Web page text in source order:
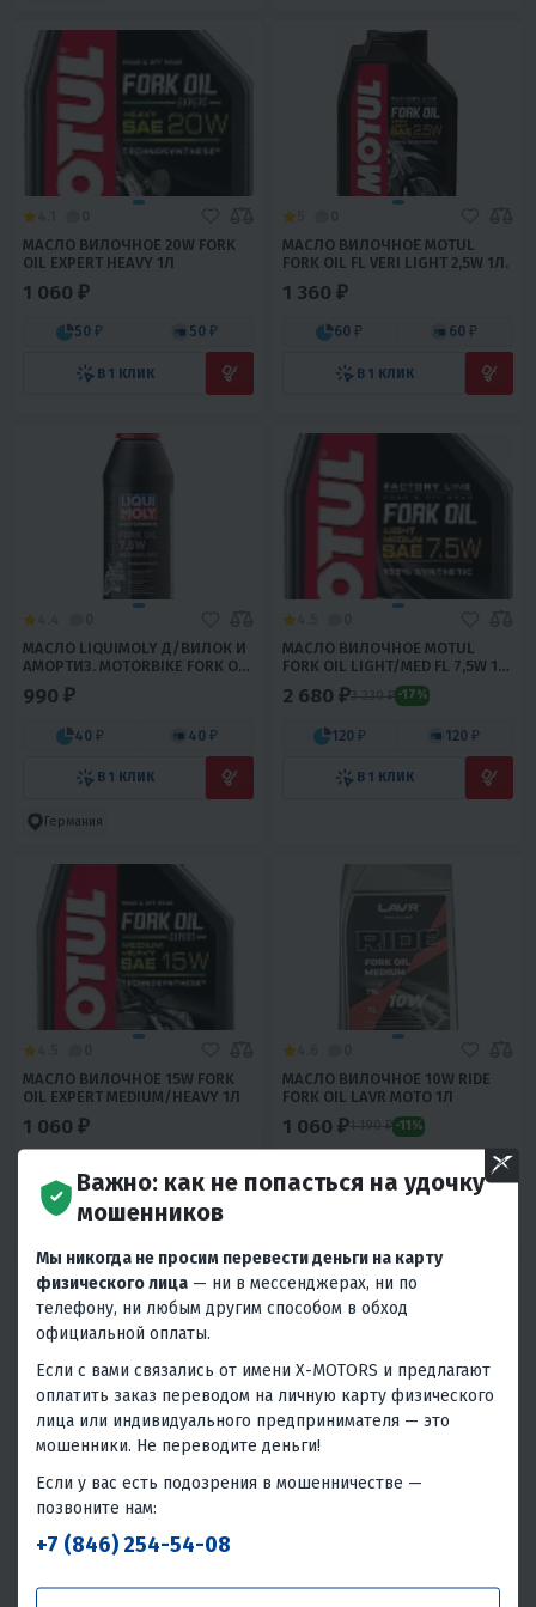
МАСЛО ВИЛОЧНОЕ 20W FORK
OIL EXPERT HEAVY 1Л
1 060 ₽
50 ₽ 50 ₽
В 1 КЛИК
МАСЛО ВИЛОЧНОЕ MOTUL
FORK OIL FL VERI LIGHT 2,5W 1Л.
1 360 ₽
60 ₽ 60 ₽
В 1 КЛИК
МАСЛО LIQUIMOLY Д/ВИЛОК И
АМОРТИЗ. MOTORBIKE FORK OIL
MEDIUM/LIGHT 7.5 (0.5Л)
990 ₽
40 ₽ 40 ₽
В 1 КЛИК
Германия
МАСЛО ВИЛОЧНОЕ MOTUL
FORK OIL LIGHT/MED FL 7,5W 1Л.
(СТАР. АРТ 101127)
2 680 ₽3 230 ₽ -17%
120 ₽ 120 ₽
В 1 КЛИК
МАСЛО ВИЛОЧНОЕ 15W FORK
OIL EXPERT MEDIUM/HEAVY 1Л
1 060 ₽
В 1 КЛИК
МАСЛО ВИЛОЧНОЕ 10W RIDE
FORK OIL LAVR MOTO 1Л
1 060 ₽1 190 ₽ -11%
4.6 0
LAVR MOTO МАСЛО ВИЛОЧНОЕ
10W RIDE FORK OIL, 1Л
1 760 ₽
4.1
МАСЛО ВИЛОЧНОЕ 10W RIDE
Важно: как не попасться на удочку
мошенников
Мы никогда не просим перевести деньги на карту
физического лица — ни в мессенджерах, ни по
телефону, ни любым другим способом в обход
официальной оплаты.
Если с вами связались от имени X-MOTORS и предлагают
оплатить заказ переводом на личную карту физического
лица или индивидуального предпринимателя — это
мошенники. Не переводите деньги!
Если у вас есть подозрения в мошенничестве —
позвоните нам:
+7 (846) 254-54-08